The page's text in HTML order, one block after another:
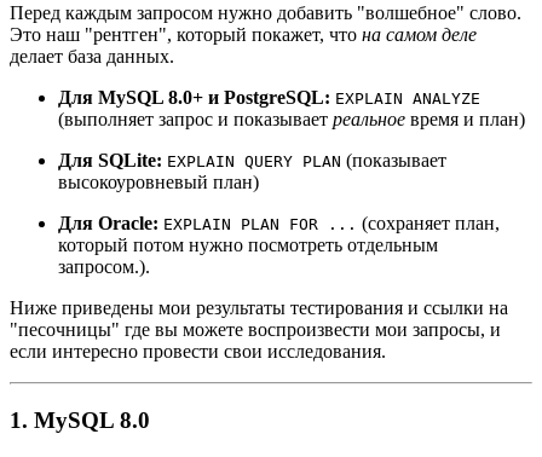
Перед каждым запросом нужно добавить "волшебное" слово.
Это наш "рентген", который покажет, что на самом деле
делает база данных.
Для MySQL 8.0+ и PostgreSQL: EXPLAIN ANALYZE
(выполняет запрос и показывает реальное время и план)
Для SQLite: EXPLAIN QUERY PLAN (показывает
высокоуровневый план)
Для Oracle: EXPLAIN PLAN FOR ... (сохраняет план,
который потом нужно посмотреть отдельным
запросом.).
Ниже приведены мои результаты тестирования и ссылки на
"песочницы" где вы можете воспроизвести мои запросы, и
если интересно провести свои исследования.
1. MySQL 8.0